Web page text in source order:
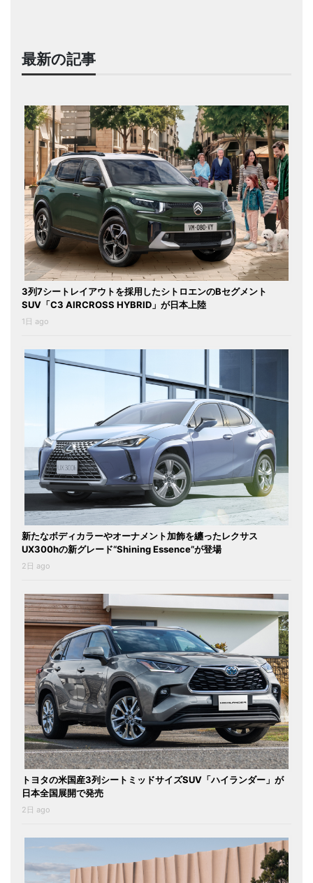
最新の記事
3列7シートレイアウトを採用したシトロエンのBセグメント
SUV「C3 AIRCROSS HYBRID」が日本上陸
1日 ago
新たなボディカラーやオーナメント加飾を纏ったレクサス
UX300hの新グレード“Shining Essence”が登場
2日 ago
トヨタの米国産3列シートミッドサイズSUV「ハイランダー」が
日本全国展開で発売
2日 ago